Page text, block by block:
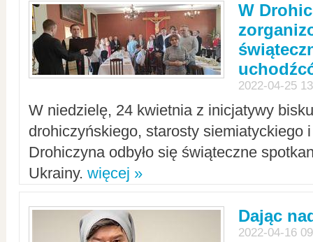
W
2022-04-25
W niedzielę, 24 kwietnia z inicjatywy
drohiczyńskiego, starosty siemiatyckiego
Drohiczyna odbyło się świąteczne
Ukrainy. więcej »
Dając
2022-04-16